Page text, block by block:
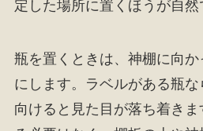
定した場所に置くほうが自然
瓶を置くときは、神棚に向か
にします。ラベルがある瓶
向けると見た目が落ち着き